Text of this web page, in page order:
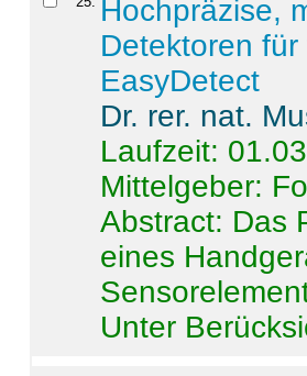
Hochpräzise,
Detektoren
EasyDetect
Dr. rer. nat.
Laufzeit:
Mittelgeber:
Abstract: Das
eines
Unter